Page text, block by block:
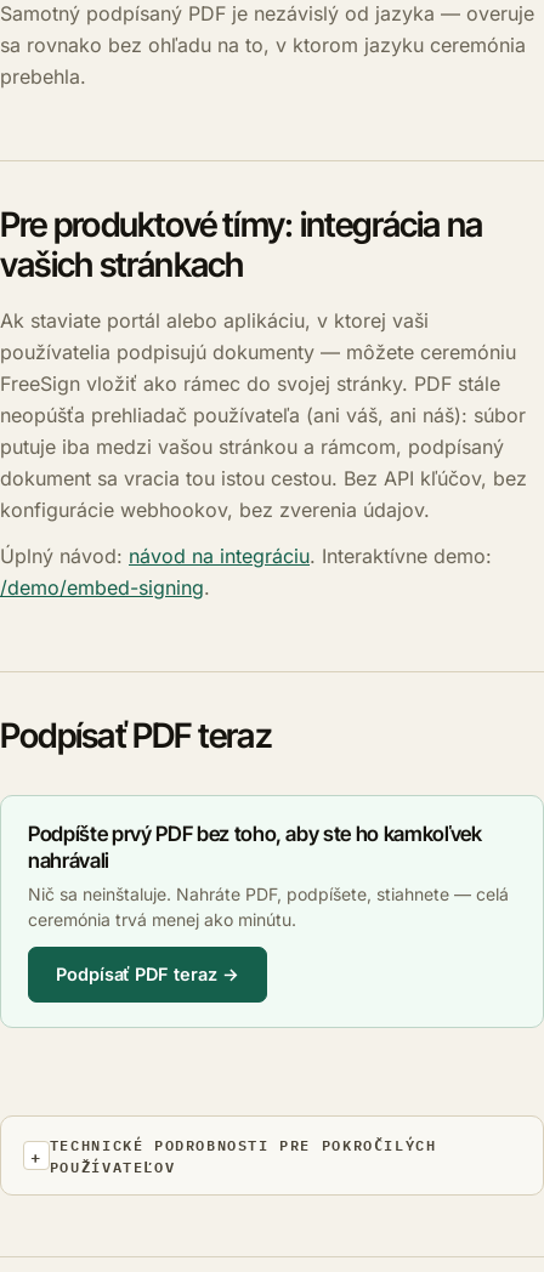
Samotný podpísaný PDF je nezávislý od jazyka — overuje
sa rovnako bez ohľadu na to, v ktorom jazyku ceremónia
prebehla.
Pre produktové tímy: integrácia na
vašich stránkach
Ak staviate portál alebo aplikáciu, v ktorej vaši
používatelia podpisujú dokumenty — môžete ceremóniu
FreeSign vložiť ako rámec do svojej stránky. PDF stále
neopúšťa prehliadač používateľa (ani váš, ani náš): súbor
putuje iba medzi vašou stránkou a rámcom, podpísaný
dokument sa vracia tou istou cestou. Bez API kľúčov, bez
konfigurácie webhookov, bez zverenia údajov.
Úplný návod: návod na integráciu. Interaktívne demo:
/demo/embed-signing.
Podpísať PDF teraz
Podpíšte prvý PDF bez toho, aby ste ho kamkoľvek
nahrávali
Nič sa neinštaluje. Nahráte PDF, podpíšete, stiahnete — celá
ceremónia trvá menej ako minútu.
Podpísať PDF teraz →
TECHNICKÉ PODROBNOSTI PRE POKROČILÝCH
POUŽÍVATEĽOV